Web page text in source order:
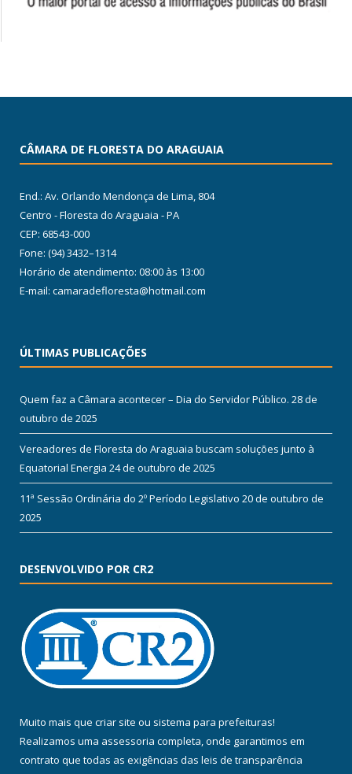
CÂMARA DE FLORESTA DO ARAGUAIA
End.: Av. Orlando Mendonça de Lima, 804
Centro - Floresta do Araguaia - PA
CEP: 68543-000
Fone: (94) 3432–1314
Horário de atendimento: 08:00 às 13:00
E-mail: camaradefloresta@hotmail.com
ÚLTIMAS PUBLICAÇÕES
Quem faz a Câmara acontecer – Dia do Servidor Público. 28 de
outubro de 2025
Vereadores de Floresta do Araguaia buscam soluções junto à
Equatorial Energia 24 de outubro de 2025
11ª Sessão Ordinária do 2º Período Legislativo 20 de outubro de
2025
DESENVOLVIDO POR CR2
Muito mais que criar site ou sistema para prefeituras!
Realizamos uma assessoria completa, onde garantimos em
contrato que todas as exigências das leis de transparência